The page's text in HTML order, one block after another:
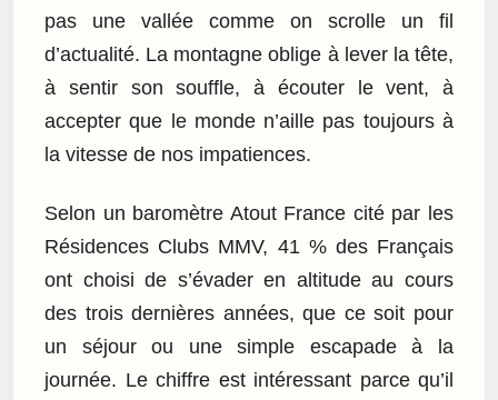
pas une vallée comme on scrolle un fil
d’actualité. La montagne oblige à lever la tête,
à sentir son souffle, à écouter le vent, à
accepter que le monde n’aille pas toujours à
la vitesse de nos impatiences.
Selon un baromètre Atout France cité par les
Résidences Clubs MMV, 41 % des Français
ont choisi de s’évader en altitude au cours
des trois dernières années, que ce soit pour
un séjour ou une simple escapade à la
journée. Le chiffre est intéressant parce qu’il